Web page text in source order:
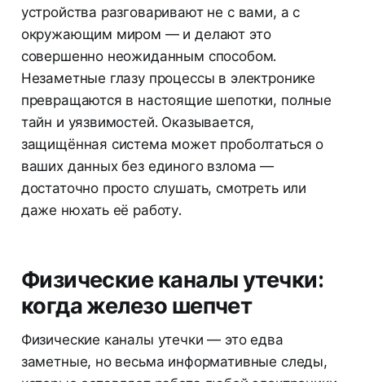
устройства разговаривают не с вами, а с
окружающим миром — и делают это
совершенно неожиданным способом.
Незаметные глазу процессы в электронике
превращаются в настоящие шепотки, полные
тайн и уязвимостей. Оказывается,
защищённая система может проболтаться о
ваших данных без единого взлома —
достаточно просто слушать, смотреть или
даже нюхать её работу.
Физические каналы утечки:
когда железо шепчет
Физические каналы утечки — это едва
заметные, но весьма информативные следы,